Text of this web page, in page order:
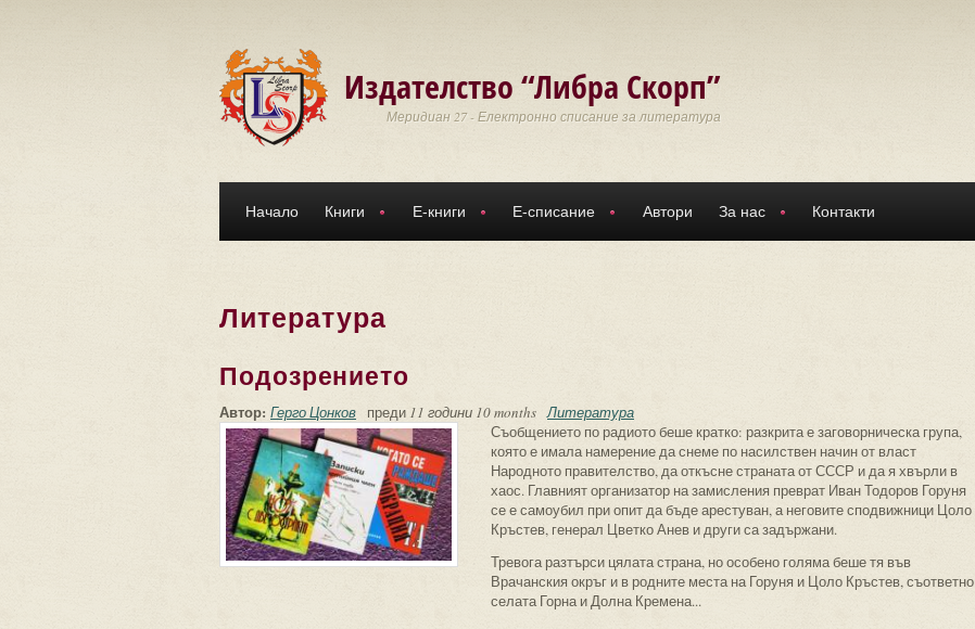
Издателство “Либра Скорп”
Меридиан 27 - Електронно списание за литература
Начало Книги Е-книги Е-списание Автори За нас Контакти
Литература
Подозрението
Автор: Герго Цонков преди 11 години 10 months Литература
Съобщението по радиото беше кратко: разкрита е заговорническа група,
която е имала намерение да снеме по насилствен начин от власт
Народното правителство, да откъсне страната от СССР и да я хвърли в
хаос. Главният организатор на замисления преврат Иван Тодоров Горуня
се е самоубил при опит да бъде арестуван, а неговите сподвижници Цоло
Кръстев, генерал Цветко Анев и други са задържани.
Тревога разтърси цялата страна, но особено голяма беше тя във
Врачанския окръг и в родните места на Горуня и Цоло Кръстев, съответно
селата Горна и Долна Кремена...